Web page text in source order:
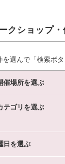
クショップ
を選んで「検索ボ
催場所を選ぶ
テゴリを選ぶ
日を選ぶ